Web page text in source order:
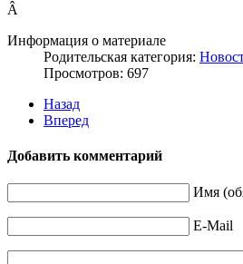
Â
Информация о материале
Родительская категория:
Просмотров: 697
Назад
Вперед
Добавить комментарий
Имя
E-Mail